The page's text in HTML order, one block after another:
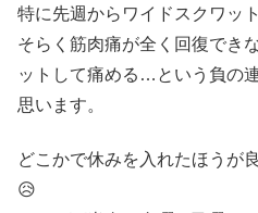
特に先週からワイドスクワッ
そらく筋肉痛が全く回復でき
ットして痛める…という負の
思います。
どこかで休みを入れたほうが
😥